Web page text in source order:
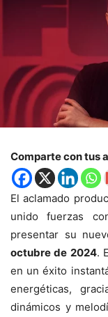
Comparte con tus
El aclamado
unido fuerzas
presentar su
octubre de 2024.
en un éxito
energéticas,
dinámicos y